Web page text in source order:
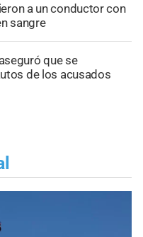
a un conductor con
sangre
que se
de los acusados